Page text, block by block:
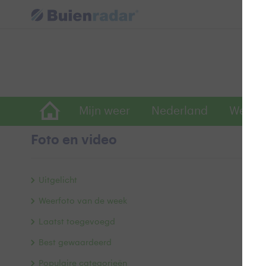
Mijn weer Nederland
Foto en video
Uitgelicht
Weerfoto van de week
Laatst toegevoegd
Best gewaardeerd
Populaire categorieën